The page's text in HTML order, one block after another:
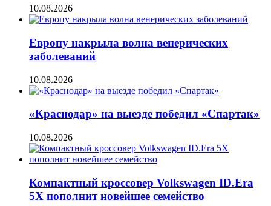
10.08.2026
Европу накрыла волна венерических
заболеваний
10.08.2026
«Краснодар» на выезде победил «Спартак»
10.08.2026
Компактный кроссовер Volkswagen ID.Era
5X пополнит новейшее семейство